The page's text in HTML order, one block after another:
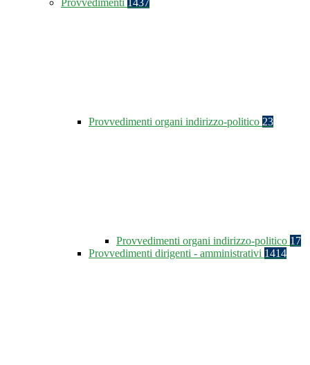
Provvedimenti 1437
Provvedimenti organi indirizzo-politico 23
Provvedimenti organi indirizzo-politico 17
Provvedimenti dirigenti - amministrativi 1414